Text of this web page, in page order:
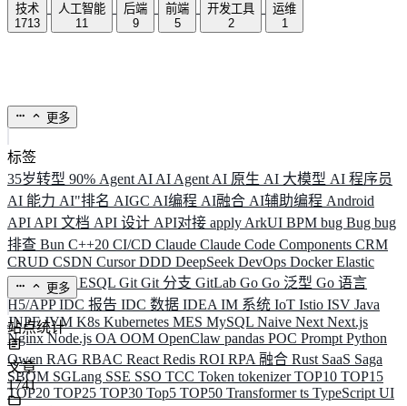
技术
1713
人工智能
11
后端
9
前端
5
开发工具
2
运维
1
更多
标签
35岁转型 90% Agent AI AI Agent AI 原生 AI 大模型 AI 程序员
AI 能力 AI"排名 AIGC AI编程 AI融合 AI辅助编程 Android
API API 文档 API 设计 API对接 apply ArkUI BPM bug Bug bug
排查 Bun C++20 CI/CD Claude Claude Code Components CRM
CRUD CSDN CursorDDD DeepSeek DevOps DockerElastic
ELK ElysiaESQL Git Git 分支 GitLab Go Go 泛型 Go 语言
H5/APPIDC 报告 IDC 数据 IDEA IM 系统 IoT Istio ISV Java
JNPFJVM K8s Kubernetes MES MySQL Naive Next Next.js
NginxNode.js OA OOM OpenClaw pandas POC Prompt Python
Qwen RAG RBAC React Redis ROI RPA 融合 Rust SaaS Saga
SBOM SGLang SSE SSO TCC Token tokenizerTOP10 TOP15
TOP20 TOP25 TOP30 Top5 TOP50 Transformerts TypeScript UI
更多
站点统计
文章
1741